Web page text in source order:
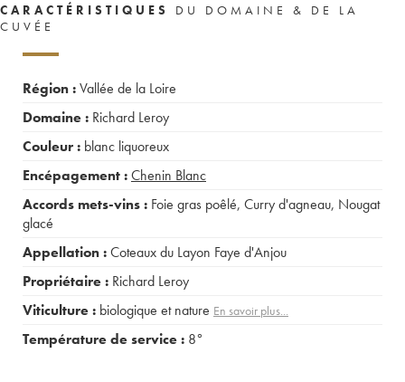
CARACTÉRISTIQUES
DU DOMAINE & DE LA
CUVÉE
Région :Vallée de la Loire
Domaine : Richard Leroy
Couleur : blanc liquoreux
Encépagement :Chenin Blanc
Accords mets-vins : Foie gras poêlé, Curry d'agneau, Nougat
glacé
Appellation :Coteaux du Layon Faye d'Anjou
Propriétaire : Richard Leroy
Viticulture : biologique et nature En savoir plus...
Température de service : 8°